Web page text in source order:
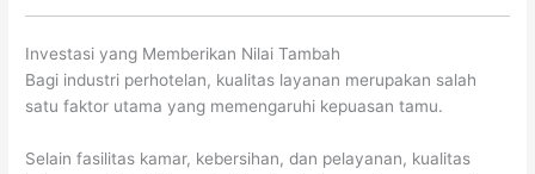
Investasi yang Memberikan Nilai Tambah
Bagi industri perhotelan, kualitas layanan merupakan salah
satu faktor utama yang memengaruhi kepuasan tamu.
Selain fasilitas kamar, kebersihan, dan pelayanan, kualitas